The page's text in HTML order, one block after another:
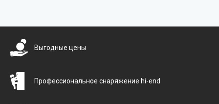
Выгодные цены
Профессиональное снаряжение hi-end